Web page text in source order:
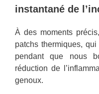
instantané de
À des moments
patchs thermiques,
pendant que nous
réduction de
genoux.